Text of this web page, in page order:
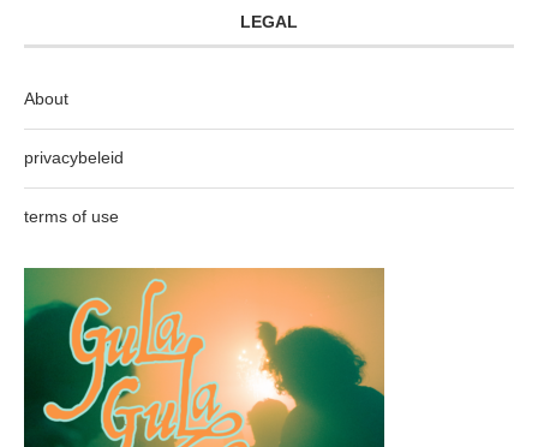
LEGAL
About
privacybeleid
terms of use